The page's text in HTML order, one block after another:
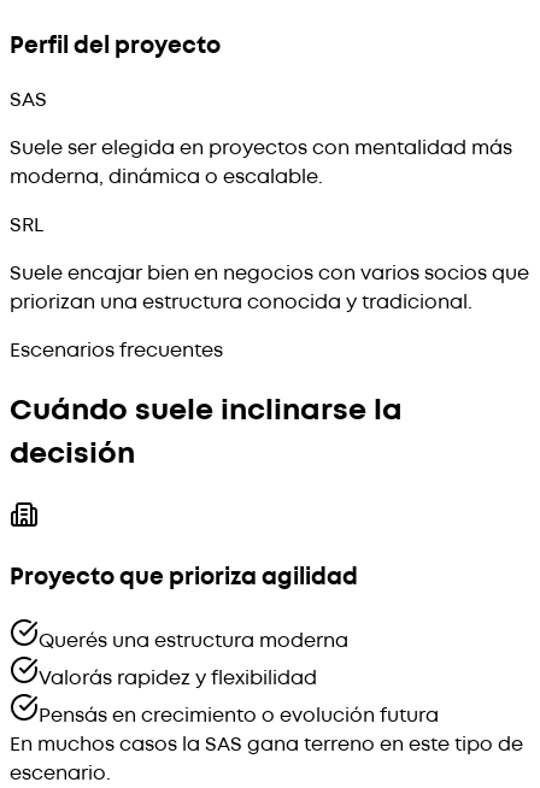
Perfil del proyecto
SAS
Suele ser elegida en proyectos con mentalidad más
moderna, dinámica o escalable.
SRL
Suele encajar bien en negocios con varios socios que
priorizan una estructura conocida y tradicional.
Escenarios frecuentes
Cuándo suele inclinarse la
decisión
Proyecto que prioriza agilidad
Querés una estructura moderna
Valorás rapidez y flexibilidad
Pensás en crecimiento o evolución futura
En muchos casos la SAS gana terreno en este tipo de
escenario.